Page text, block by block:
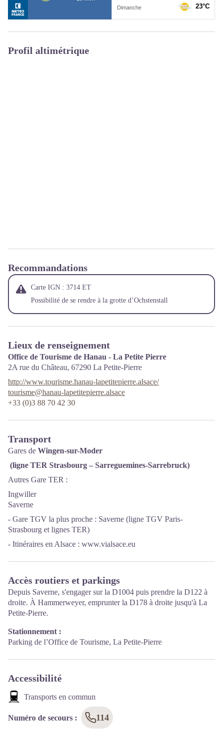
Profil altimétrique
Recommandations
Carte IGN : 3714 ET
Possibilité de se rendre à la grotte d’Ochstenstall
Lieux de renseignement
Office de Tourisme de Hanau - La Petite Pierre
2A rue du Château, 67290 La Petite-Pierre
http://www.tourisme.hanau-lapetitepierre.alsace/
tourisme@hanau-lapetitepierre.alsace
+33 (0)3 88 70 42 30
Transport
Gares de Wingen-sur-Moder
(ligne TER Strasbourg – Sarreguemines-Sarrebruck)
Autres Gare TER :
Ingwiller
Saverne
- Gare TGV la plus proche : Saverne (ligne TGV Paris-
Strasbourg et lignes TER)
- Itinéraires en Alsace : www.vialsace.eu
Accès routiers et parkings
Depuis Saverne, s'engager sur la D1004 puis prendre la D122 à
droite. À Hammerweyer, emprunter la D178 à droite jusqu'à La
Petite-Pierre.
Stationnement :
Parking de l’Office de Tourisme, La Petite-Pierre
Accessibilité
Transports en commun
Numéro de secours : 114